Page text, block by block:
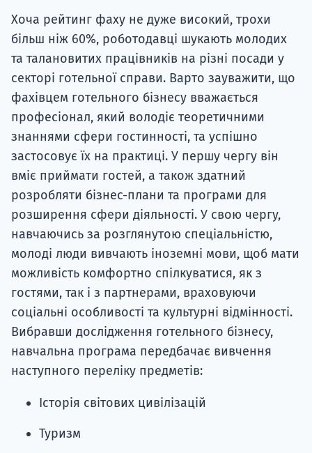
Хоча рейтинг фаху не дуже високий, трохи
більш ніж 60%, роботодавці шукають молодих
та талановитих працівників на різні посади у
секторі готельної справи. Варто зауважити, що
фахівцем готельного бізнесу вважається
професіонал, який володіє теоретичними
знаннями сфери гостинності, та успішно
застосовує їх на практиці. У першу чергу він
вміє приймати гостей, а також здатний
розробляти бізнес-плани та програми для
розширення сфери діяльності. У свою чергу,
навчаючись за розглянутою спеціальністю,
молоді люди вивчають іноземні мови, щоб мати
можливість комфортно спілкуватися, як з
гостями, так і з партнерами, враховуючи
соціальні особливості та культурні відмінності.
Вибравши дослідження готельного бізнесу,
навчальна програма передбачає вивчення
наступного переліку предметів:
Історія світових цивілізацій
Туризм